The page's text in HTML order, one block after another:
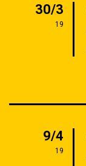
30/3
19
9/4
19